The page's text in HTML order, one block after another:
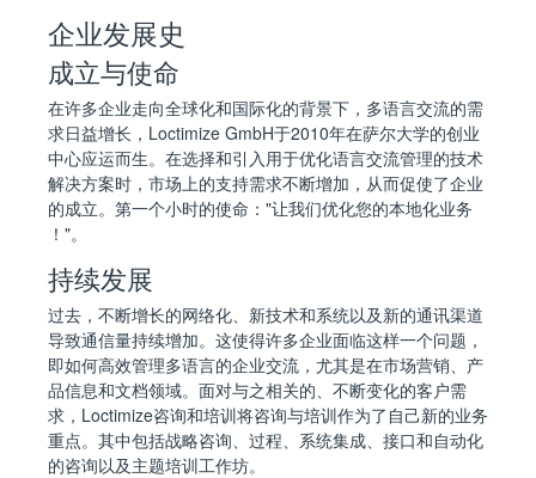
企业发展史
成立与使命
在许多企业走向全球化和国际化的背景下，多语言交流的需
求日益增长，Loctimize GmbH于2010年在萨尔大学的创业
中心应运而生。在选择和引入用于优化语言交流管理的技术
解决方案时，市场上的支持需求不断增加，从而促使了企业
的成立。第一个小时的使命："让我们优化您的本地化业务
！"。
持续发展
过去，不断增长的网络化、新技术和系统以及新的通讯渠道
导致通信量持续增加。这使得许多企业面临这样一个问题，
即如何高效管理多语言的企业交流，尤其是在市场营销、产
品信息和文档领域。面对与之相关的、不断变化的客户需
求，Loctimize咨询和培训将咨询与培训作为了自己新的业务
重点。其中包括战略咨询、过程、系统集成、接口和自动化
的咨询以及主题培训工作坊。